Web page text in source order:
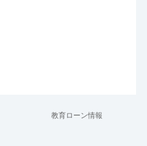
教育ローン情報